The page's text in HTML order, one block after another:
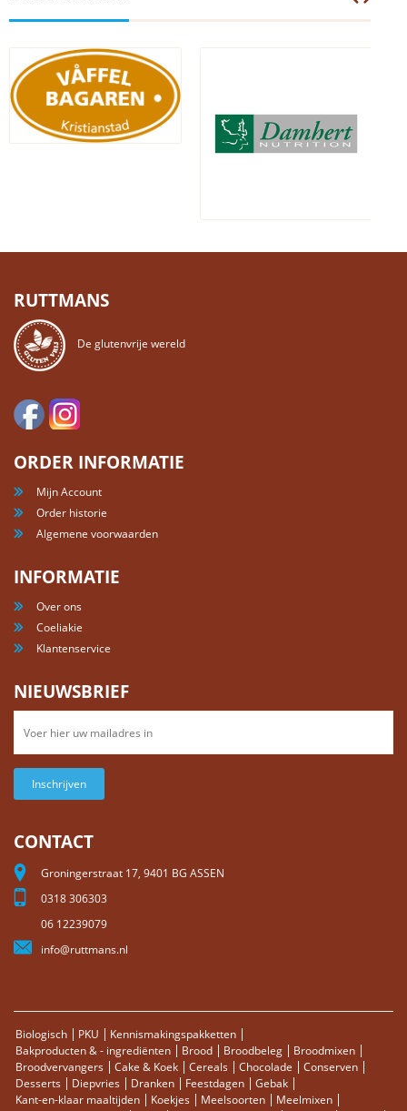
RUTTMANS
De glutenvrije wereld
ORDER INFORMATIE
Mijn Account
Order historie
Algemene voorwaarden
INFORMATIE
Over ons
Coeliakie
Klantenservice
NIEUWSBRIEF
Inschrijven
CONTACT
Groningerstraat 17, 9401 BG ASSEN
0318 306303
06 12239079
info@ruttmans.nl
Biologisch PKU
Kennismakingspakketten
Bakproducten & - ingrediënten
Brood Broodbeleg
Broodmixen
Broodvervangers
Cake & Koek Cereals Chocolade
Conserven
Desserts
Diepvries Dranken Feestdagen
Gebak
Kant-en-klaar maaltijden
Koekjes Meelsoorten
Meelmixen